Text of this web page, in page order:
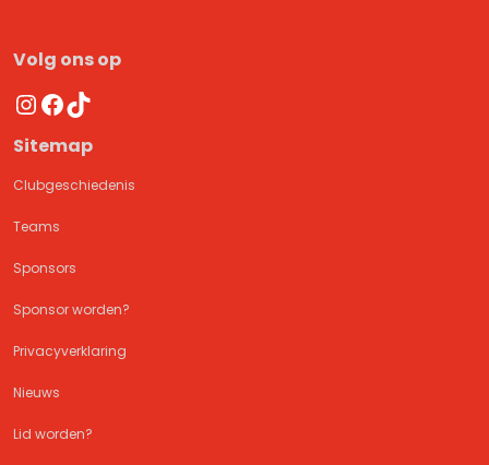
Volg ons op
Instagram
Facebook
TikTok
Sitemap
Clubgeschiedenis
Teams
Sponsors
Sponsor worden?
Privacyverklaring
Nieuws
Lid worden?